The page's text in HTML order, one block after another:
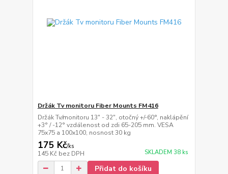
Držák Tv monitoru Fiber Mounts FM416
Držák Tv/monitoru 13" - 32", otočný +/-60°, naklápění
+3° / -12° vzdálenost od zdi 65-205 mm. VESA
75x75 a 100x100, nosnost 30 kg
175 Kč/ks
145 Kč bez DPH SKLADEM 38 ks
Přidat do košíku